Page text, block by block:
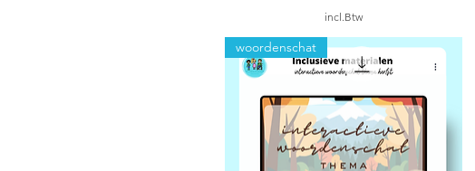
incl.Btw
woordenschat